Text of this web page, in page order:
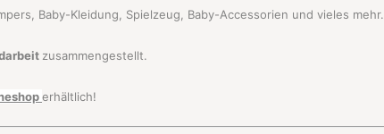
Baby-Kleidung, Spielzeug, Baby-Accessorien und vieles mehr.
zusammengestellt.
erhältlich!